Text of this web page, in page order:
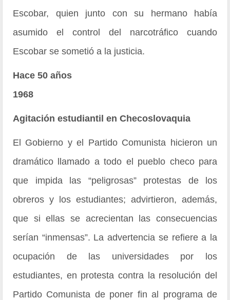
Escobar, quien junto con su hermano había
asumido el control del narcotráfico cuando
Escobar se sometió a la justicia.
Hace 50 años
1968
Agitación estudiantil en Checoslovaquia
El Gobierno y el Partido Comunista hicieron un
dramático llamado a todo el pueblo checo para
que impida las “peligrosas” protestas de los
obreros y los estudiantes; advirtieron, además,
que si ellas se acrecientan las consecuencias
serían “inmensas”. La advertencia se refiere a la
ocupación de las universidades por los
estudiantes, en protesta contra la resolución del
Partido Comunista de poner fin al programa de